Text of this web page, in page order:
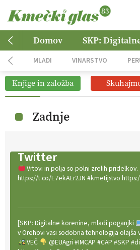
MOJ
NAROČITE
OGLASNO
Domov SKP:
MLADI VINARSTVO
Knjige in založba
Zadnje
Twitter
Vrtovi in polja so polni zrelih pridelkov.
https://t.co/E7ekAEr2JN #kmetijstvo
[SKP: Digitalne korenine, mladi poganjki
v Orehovi vasi sodobna tehnologija olajša
VEČ
@EUAgri #IMCAP #CAP #SKP